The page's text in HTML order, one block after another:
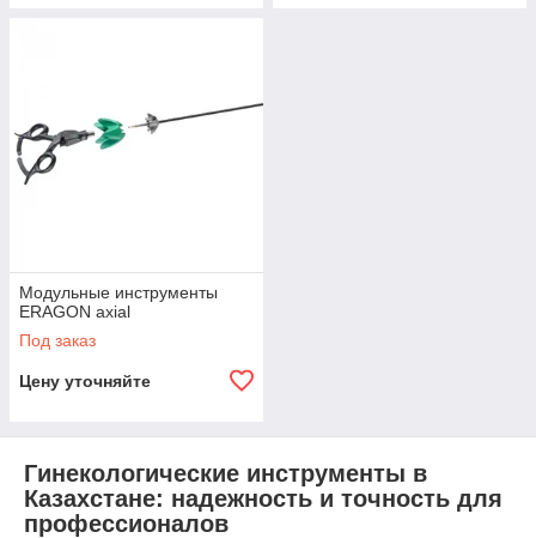
Модульные инструменты
ERAGON axial
Под заказ
Цену уточняйте
Гинекологические инструменты в
Казахстане: надежность и точность для
профессионалов